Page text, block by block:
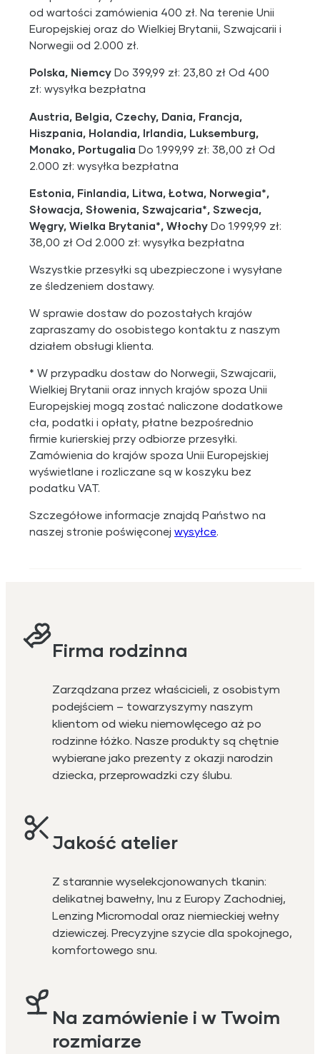
od wartości zamówienia 400 zł. Na terenie Unii
Europejskiej oraz do Wielkiej Brytanii, Szwajcarii i
Norwegii od 2.000 zł.
Polska, Niemcy Do 399,99 zł: 23,80 zł Od 400
zł: wysyłka bezpłatna
Austria, Belgia, Czechy, Dania, Francja,
Hiszpania, Holandia, Irlandia, Luksemburg,
Monako, Portugalia Do 1.999,99 zł: 38,00 zł Od
2.000 zł: wysyłka bezpłatna
Estonia, Finlandia, Litwa, Łotwa, Norwegia*,
Słowacja, Słowenia, Szwajcaria*, Szwecja,
Węgry, Wielka Brytania*, Włochy Do 1.999,99 zł:
38,00 zł Od 2.000 zł: wysyłka bezpłatna
Wszystkie przesyłki są ubezpieczone i wysyłane
ze śledzeniem dostawy.
W sprawie dostaw do pozostałych krajów
zapraszamy do osobistego kontaktu z naszym
działem obsługi klienta.
* W przypadku dostaw do Norwegii, Szwajcarii,
Wielkiej Brytanii oraz innych krajów spoza Unii
Europejskiej mogą zostać naliczone dodatkowe
cła, podatki i opłaty, płatne bezpośrednio
firmie kurierskiej przy odbiorze przesyłki.
Zamówienia do krajów spoza Unii Europejskiej
wyświetlane i rozliczane są w koszyku bez
podatku VAT.
Szczegółowe informacje znajdą Państwo na
naszej stronie poświęconejwysyłce.
Firma rodzinna
Zarządzana przez właścicieli, z osobistym
podejściem – towarzyszymy naszym
klientom od wieku niemowlęcego aż po
rodzinne łóżko. Nasze produkty są chętnie
wybierane jako prezenty z okazji narodzin
dziecka, przeprowadzki czy ślubu.
Jakość atelier
Z starannie wyselekcjonowanych tkanin:
delikatnej bawełny, lnu z Europy Zachodniej,
Lenzing Micromodal oraz niemieckiej wełny
dziewiczej. Precyzyjne szycie dla spokojnego,
komfortowego snu.
Na zamówienie i w Twoim
rozmiarze